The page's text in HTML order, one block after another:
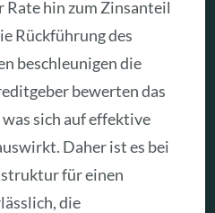
Rate hin zum Zinsanteil
Rückführung des
beschleunigen die
bewerten das
sich auf effektive
Daher ist es bei
für einen
die